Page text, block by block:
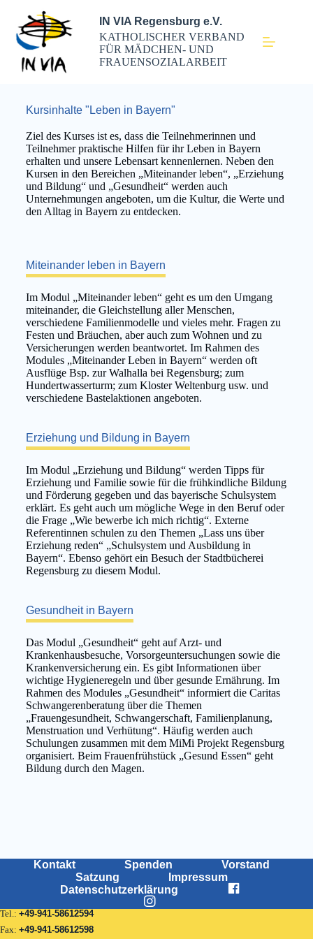
IN VIA Regensburg e.V.
KATHOLISCHER VERBAND
FÜR MÄDCHEN- UND
FRAUENSOZIALARBEIT
Kursinhalte "Leben in Bayern"
Ziel des Kurses ist es, dass die Teilnehmerinnen und
Teilnehmer praktische Hilfen für ihr Leben in Bayern
erhalten und unsere Lebensart kennenlernen. Neben den
Kursen in den Bereichen „Miteinander leben“, „Erziehung
und Bildung“ und „Gesundheit“ werden auch
Unternehmungen angeboten, um die Kultur, die Werte und
den Alltag in Bayern zu entdecken.
Miteinander leben in Bayern
Im Modul „Miteinander leben“ geht es um den Umgang
miteinander, die Gleichstellung aller Menschen,
verschiedene Familienmodelle und vieles mehr. Fragen zu
Festen und Bräuchen, aber auch zum Wohnen und zu
Versicherungen werden beantwortet. Im Rahmen des
Modules „Miteinander Leben in Bayern“ werden oft
Ausflüge Bsp. zur Walhalla bei Regensburg; zum
Hundertwasserturm; zum Kloster Weltenburg usw. und
verschiedene Bastelaktionen angeboten.
Erziehung und Bildung in Bayern
Im Modul „Erziehung und Bildung“ werden Tipps für
Erziehung und Familie sowie für die frühkindliche Bildung
und Förderung gegeben und das bayerische Schulsystem
erklärt. Es geht auch um mögliche Wege in den Beruf oder
die Frage „Wie bewerbe ich mich richtig“. Externe
Referentinnen schulen zu den Themen „Lass uns über
Erziehung reden“ „Schulsystem und Ausbildung in
Bayern“. Ebenso gehört ein Besuch der Stadtbücherei
Regensburg zu diesem Modul.
Gesundheit in Bayern
Das Modul „Gesundheit“ geht auf Arzt- und
Krankenhausbesuche, Vorsorgeuntersuchungen sowie die
Krankenversicherung ein. Es gibt Informationen über
wichtige Hygieneregeln und über gesunde Ernährung. Im
Rahmen des Modules „Gesundheit“ informiert die Caritas
Schwangerenberatung über die Themen
„Frauengesundheit, Schwangerschaft, Familienplanung,
Menstruation und Verhütung“. Häufig werden auch
Schulungen zusammen mit dem MiMi Projekt Regensburg
organisiert. Beim Frauenfrühstück „Gesund Essen“ geht
Bildung durch den Magen.
Kontakt Spenden
Vorstand
Satzung
Impressum
Datenschutzerklärung
Tel.: +49-941-58612594
Fax: +49-941-58612598